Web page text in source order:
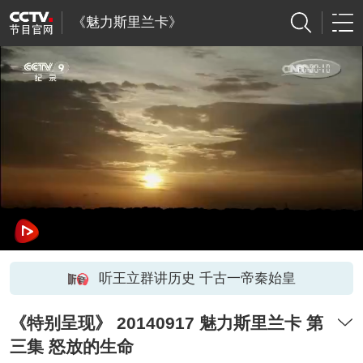
《魅力斯里兰卡》
听王立群讲历史 千古一帝秦始皇
《特别呈现》 20140917 魅力斯里兰卡 第
三集 怒放的生命